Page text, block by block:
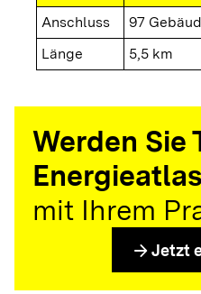
Anschluss
97
Länge
5,5 km
Werden Sie
mit Ihrem
arrow_forward Jetzt